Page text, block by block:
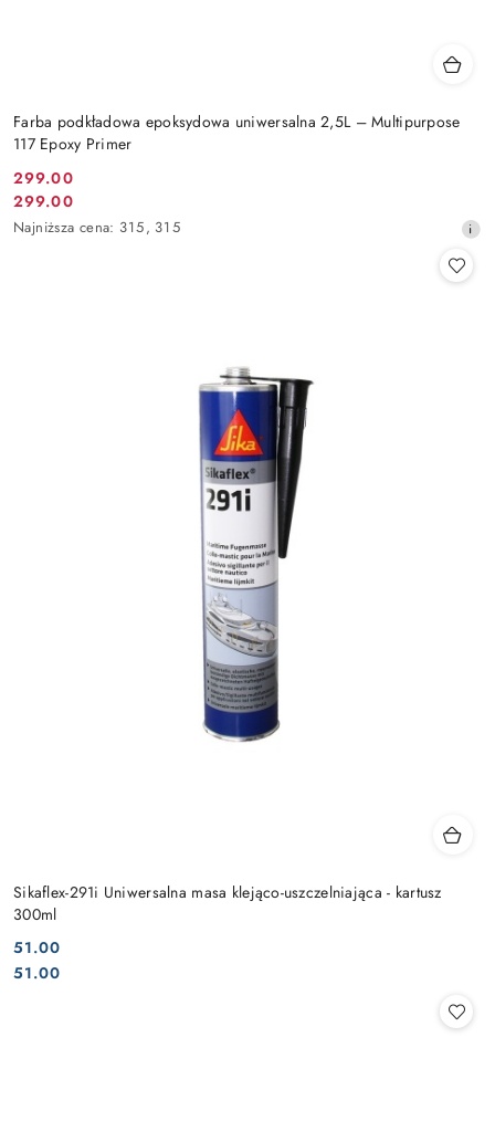
Farba podkładowa epoksydowa uniwersalna 2,5L – Multipurpose
117 Epoxy Primer
Cena
promocyjna:
299.00
Cena
promocyjna:
299.00
Najniższa
Najniższa cena: 315, 315
Sikaflex-291i Uniwersalna masa klejąco-uszczelniająca - kartusz
300ml
Cena:
51.00
Cena:
51.00